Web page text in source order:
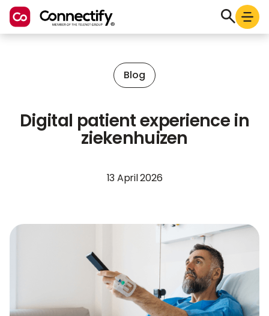
Blog
Digital patient experience in
ziekenhuizen
13 April 2026